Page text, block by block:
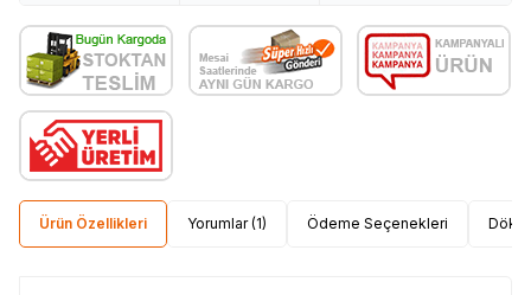
Ürün Özellikleri Yorumlar (1) Ödeme Seçenekleri